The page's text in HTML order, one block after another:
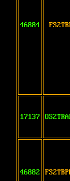
46884
17137
46882